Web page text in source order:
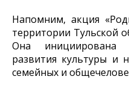
Напомним, акция
территории Тульской
Она инициирована
развития культуры и
семейных и